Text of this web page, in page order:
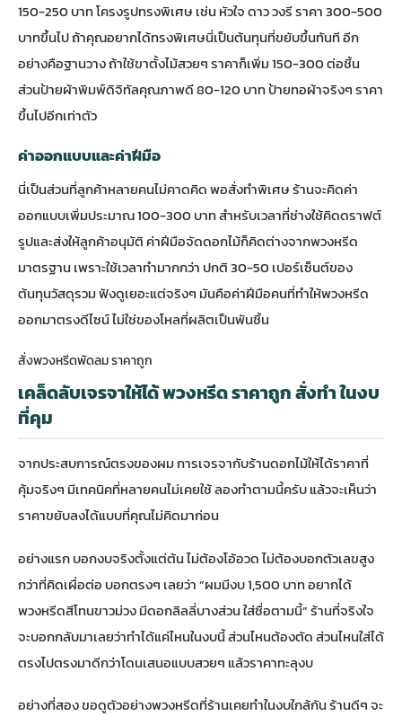
150-250 บาท โครงรูปทรงพิเศษ เช่น หัวใจ ดาว วงรี ราคา 300-500
บาทขึ้นไป ถ้าคุณอยากได้ทรงพิเศษนี่เป็นต้นทุนที่ขยับขึ้นทันที อีก
อย่างคือฐานวาง ถ้าใช้ขาตั้งไม้สวยๆ ราคาก็เพิ่ม 150-300 ต่อชิ้น
ส่วนป้ายผ้าพิมพ์ดิจิทัลคุณภาพดี 80-120 บาท ป้ายทอผ้าจริงๆ ราคา
ขึ้นไปอีกเท่าตัว
ค่าออกแบบและค่าฝีมือ
นี่เป็นส่วนที่ลูกค้าหลายคนไม่คาดคิด พอสั่งทำพิเศษ ร้านจะคิดค่า
ออกแบบเพิ่มประมาณ 100-300 บาท สำหรับเวลาที่ช่างใช้คิดดราฟต์
รูปและส่งให้ลูกค้าอนุมัติ ค่าฝีมือจัดดอกไม้ก็คิดต่างจากพวงหรีด
มาตรฐาน เพราะใช้เวลาทำมากกว่า ปกติ 30-50 เปอร์เซ็นต์ของ
ต้นทุนวัสดุรวม ฟังดูเยอะแต่จริงๆ มันคือค่าฝีมือคนที่ทำให้พวงหรีด
ออกมาตรงดีไซน์ ไม่ใช่ของโหลที่ผลิตเป็นพันชิ้น
สั่งพวงหรีดพัดลม ราคาถูก
เคล็ดลับเจรจาให้ได้ พวงหรีด ราคาถูก สั่งทำ ในงบ
ที่คุม
จากประสบการณ์ตรงของผม การเจรจากับร้านดอกไม้ให้ได้ราคาที่
คุ้มจริงๆ มีเทคนิคที่หลายคนไม่เคยใช้ ลองทำตามนี้ครับ แล้วจะเห็นว่า
ราคาขยับลงได้แบบที่คุณไม่คิดมาก่อน
อย่างแรก บอกงบจริงตั้งแต่ต้น ไม่ต้องโอ้อวด ไม่ต้องบอกตัวเลขสูง
กว่าที่คิดเผื่อต่อ บอกตรงๆ เลยว่า “ผมมีงบ 1,500 บาท อยากได้
พวงหรีดสีโทนขาวม่วง มีดอกลิลลี่บางส่วน ใส่ชื่อตามนี้” ร้านที่จริงใจ
จะบอกกลับมาเลยว่าทำได้แค่ไหนในงบนี้ ส่วนไหนต้องตัด ส่วนไหนใส่ได้
ตรงไปตรงมาดีกว่าโดนเสนอแบบสวยๆ แล้วราคาทะลุงบ
อย่างที่สอง ขอดูตัวอย่างพวงหรีดที่ร้านเคยทำในงบใกล้กัน ร้านดีๆ จะ